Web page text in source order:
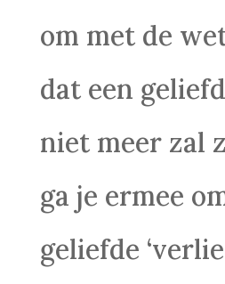
om met de
dat een
niet meer zal
ga je ermee
geliefde